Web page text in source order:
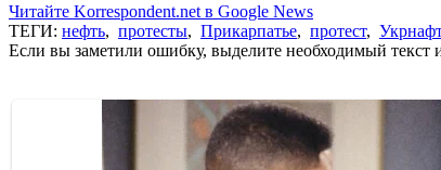
Читайте Korrespondent.net в Google News
ТЕГИ: нефть, протесты, Прикарпатье, протест,
Если вы заметили ошибку, выделите необходимый